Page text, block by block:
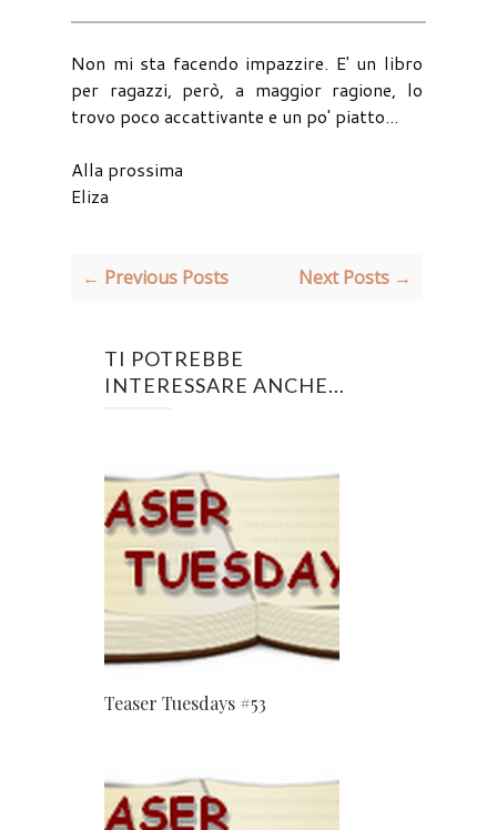
Non mi sta facendo impazzire. E' un libro
per ragazzi, però, a maggior ragione, lo
trovo poco accattivante e un po' piatto...
Alla prossima
Eliza
← Previous Posts Next Posts →
TI POTREBBE
INTERESSARE ANCHE...
Teaser Tuesdays #53